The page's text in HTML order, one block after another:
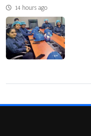
14 hours ago